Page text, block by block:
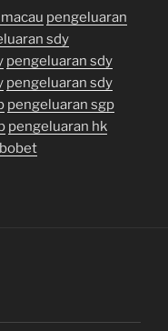
pengeluaran
sdy
pengeluaran sdy
pengeluaran sdy
pengeluaran sgp
pengeluaran hk